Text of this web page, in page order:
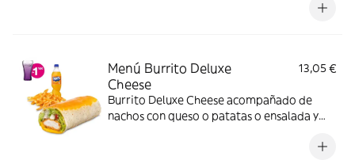
Menú Burrito Deluxe
Cheese
13,05 €
Burrito Deluxe Cheese acompañado de
nachos con queso o patatas o ensalada y